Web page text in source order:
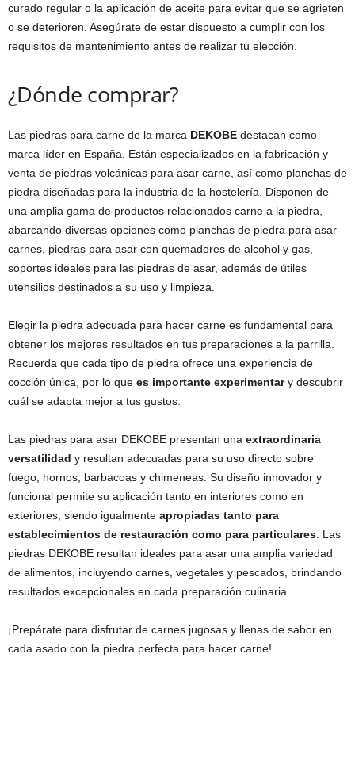
curado regular o la aplicación de aceite para evitar que se agrieten
o se deterioren. Asegúrate de estar dispuesto a cumplir con los
requisitos de mantenimiento antes de realizar tu elección.
¿Dónde comprar?
Las piedras para carne de la marca DEKOBE destacan como
marca líder en España. Están especializados en la fabricación y
venta de piedras volcánicas para asar carne, así como planchas de
piedra diseñadas para la industria de la hostelería. Disponen de
una amplia gama de productos relacionados carne a la piedra,
abarcando diversas opciones como planchas de piedra para asar
carnes, piedras para asar con quemadores de alcohol y gas,
soportes ideales para las piedras de asar, además de útiles
utensilios destinados a su uso y limpieza.
Elegir la piedra adecuada para hacer carne es fundamental para
obtener los mejores resultados en tus preparaciones a la parrilla.
Recuerda que cada tipo de piedra ofrece una experiencia de
cocción única, por lo que es importante experimentary descubrir
cuál se adapta mejor a tus gustos.
Las piedras para asar DEKOBE presentan una extraordinaria
versatilidad y resultan adecuadas para su uso directo sobre
fuego, hornos, barbacoas y chimeneas. Su diseño innovador y
funcional permite su aplicación tanto en interiores como en
exteriores, siendo igualmente apropiadas tanto para
establecimientos de restauración como para particulares . Las
piedras DEKOBE resultan ideales para asar una amplia variedad
de alimentos, incluyendo carnes, vegetales y pescados, brindando
resultados excepcionales en cada preparación culinaria.
¡Prepárate para disfrutar de carnes jugosas y llenas de sabor en
cada asado con la piedra perfecta para hacer carne!